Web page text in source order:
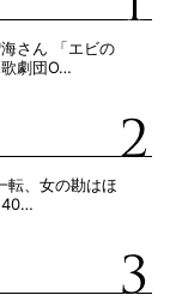
さん 「エビの
劇団O…
転、女の勘はほ
40…